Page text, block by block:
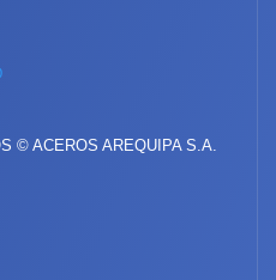
© ACEROS AREQUIPA S.A.